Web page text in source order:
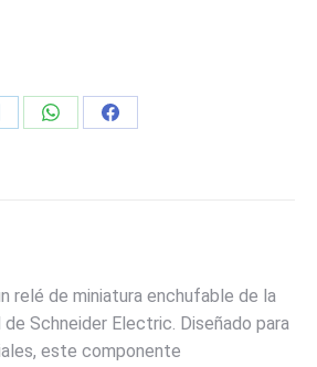
Share
Share
relé de miniatura enchufable de la
de Schneider Electric. Diseñado para
este componente